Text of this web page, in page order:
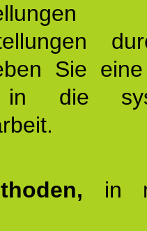
Sie
in die
in